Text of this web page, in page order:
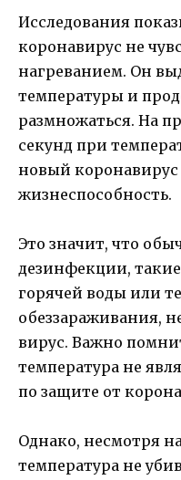
Исследования
коронавирус не
нагреванием. Он
температуры и
размножаться. На
секунд при
новый коронавирус
жизнеспособность.
Это значит, что
дезинфекции,
горячей воды или
обеззараживания,
вирус. Важно
температура не
по защите от
Однако, несмотря
температура не